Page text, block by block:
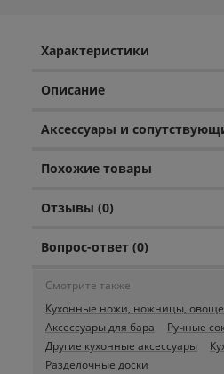
Характеристики
Описание
Аксессуары и
Похожие товары
Отзывы (0)
Вопрос-ответ (0)
Смотрите также
Кухонные ножи, ножницы,
Аксессуары для бара
Ручные
Другие кухонные аксессуары
Разделочные доски